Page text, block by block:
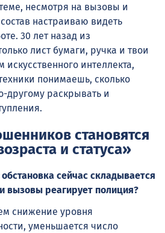
несмотря на вызовы и
настраиваю видеть
30 лет назад из
лист бумаги, ручка и твои
интеллекта,
понимаешь, сколько
другому раскрывать и
становятся
и статуса»
сейчас складывается
вызовы реагирует полиция?
снижение уровня
уменьшается число